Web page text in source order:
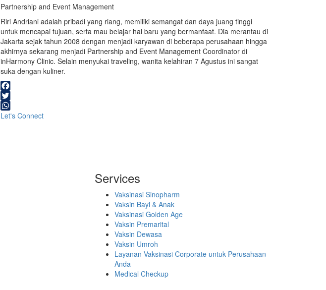
Partnership and Event Management
Riri Andriani adalah pribadi yang riang, memiliki semangat dan daya juang tinggi
untuk mencapai tujuan, serta mau belajar hal baru yang bermanfaat. Dia merantau di
Jakarta sejak tahun 2008 dengan menjadi karyawan di beberapa perusahaan hingga
akhirnya sekarang menjadi Partnership and Event Management Coordinator di
inHarmony Clinic. Selain menyukai traveling, wanita kelahiran 7 Agustus ini sangat
suka dengan kuliner.
Facebook
Twitter
WhatsApp
Let's Connect
Services
Vaksinasi Sinopharm
Vaksin Bayi & Anak
Vaksinasi Golden Age
Vaksin Premarital
Vaksin Dewasa
Vaksin Umroh
Layanan Vaksinasi Corporate untuk Perusahaan
Anda
Medical Checkup